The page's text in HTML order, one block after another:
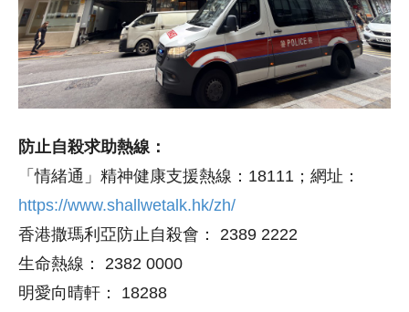
防止自殺求助熱線：
「情緒通」精神健康支援熱線：18111；網址：
https://www.shallwetalk.hk/zh/
香港撒瑪利亞防止自殺會： 2389 2222
生命熱線： 2382 0000
明愛向晴軒： 18288